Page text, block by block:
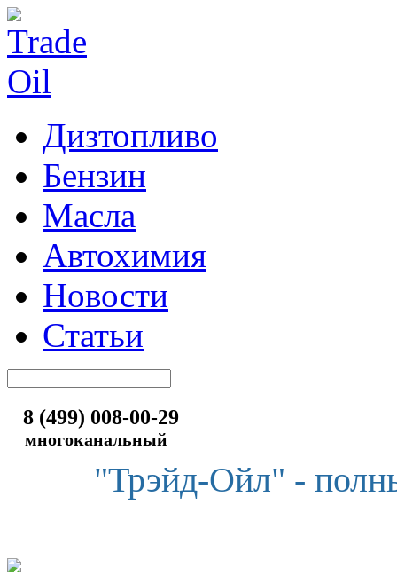
Дизтопливо
Бензин
Масла
Автохимия
Новости
Статьи
8 (499) 008-00-29
многоканальный
"Трэйд-Ойл" -